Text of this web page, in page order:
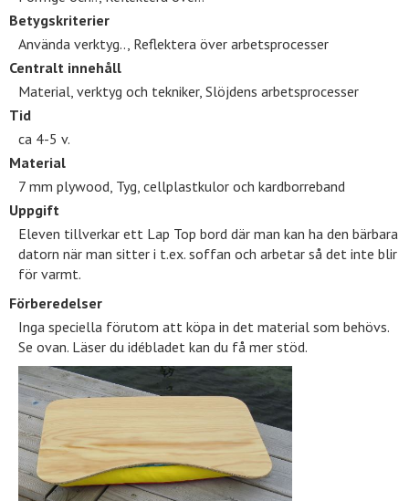
Betygskriterier
Använda verktyg.., Reflektera över arbetsprocesser
Centralt innehåll
Material, verktyg och tekniker, Slöjdens arbetsprocesser
Tid
ca 4-5 v.
Material
7 mm plywood, Tyg, cellplastkulor och kardborreband
Uppgift
Eleven tillverkar ett Lap Top bord där man kan ha den bärbara
datorn när man sitter i t.ex. soffan och arbetar så det inte blir
för varmt.
Förberedelser
Inga speciella förutom att köpa in det material som behövs.
Se ovan. Läser du idébladet kan du få mer stöd.